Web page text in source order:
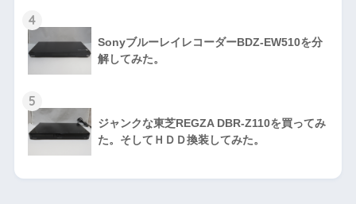
4
SonyブルーレイレコーダーBDZ-EW510を分
解してみた。
5
ジャンクな東芝REGZA DBR-Z110を買ってみ
た。そしてＨＤＤ換装してみた。